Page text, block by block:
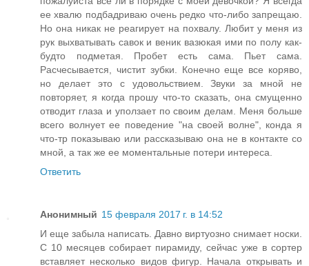
ее хвалю подбадриваю очень редко что-либо запрещаю.
Но она никак не реагирует на похвалу. Любит у меня из
рук выхватывать савок и веник вазюкая ими по полу как-
будто подметая. Пробет есть сама. Пьет сама.
Расчесывается, чистит зубки. Конечно еще все коряво,
но делает это с удовольствием. Звуки за мной не
повторяет, я когда прошу что-то сказать, она смущенно
отводит глаза и уползает по своим делам. Меня больше
всего волнует ее поведение "на своей волне", конда я
что-тр показываю или рассказываю она не в контакте со
мной, а так же ее моментальные потери интереса.
Ответить
Анонимный 15 февраля 2017 г. в 14:52
И еще забыла написать. Давно виртуозно снимает носки.
С 10 месяцев собирает пирамиду, сейчас уже в сортер
вставляет несколько видов фигур. Начала открывать и